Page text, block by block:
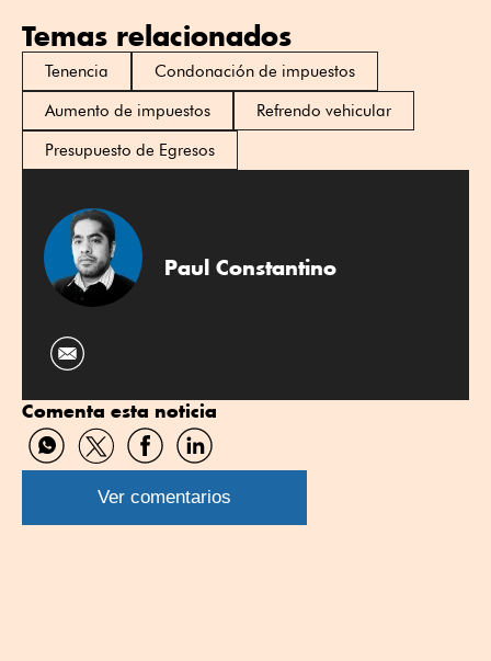
Temas relacionados
Tenencia
Condonación de impuestos
Aumento de impuestos
Refrendo vehicular
Presupuesto de Egresos
Paul Constantino
Comenta esta noticia
Compartir
por
WhatsApp
Compartir
por
Twitter
Compartir
por
Facebook
Compartir
por
Linkedin
Ver comentarios